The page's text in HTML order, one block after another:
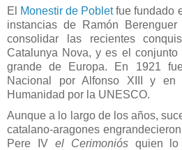
El Monestir de Pobletfue fundado
instancias de Ramón
consolidar las recientes
Catalunya Nova, y es el conjunto
grande de Europa. En 1921
Nacional por Alfonso XIII y en
Humanidad por la UNESCO.
Aunque a lo largo de los años,
catalano-aragones
Pere IV el Cerimoniósquien lo